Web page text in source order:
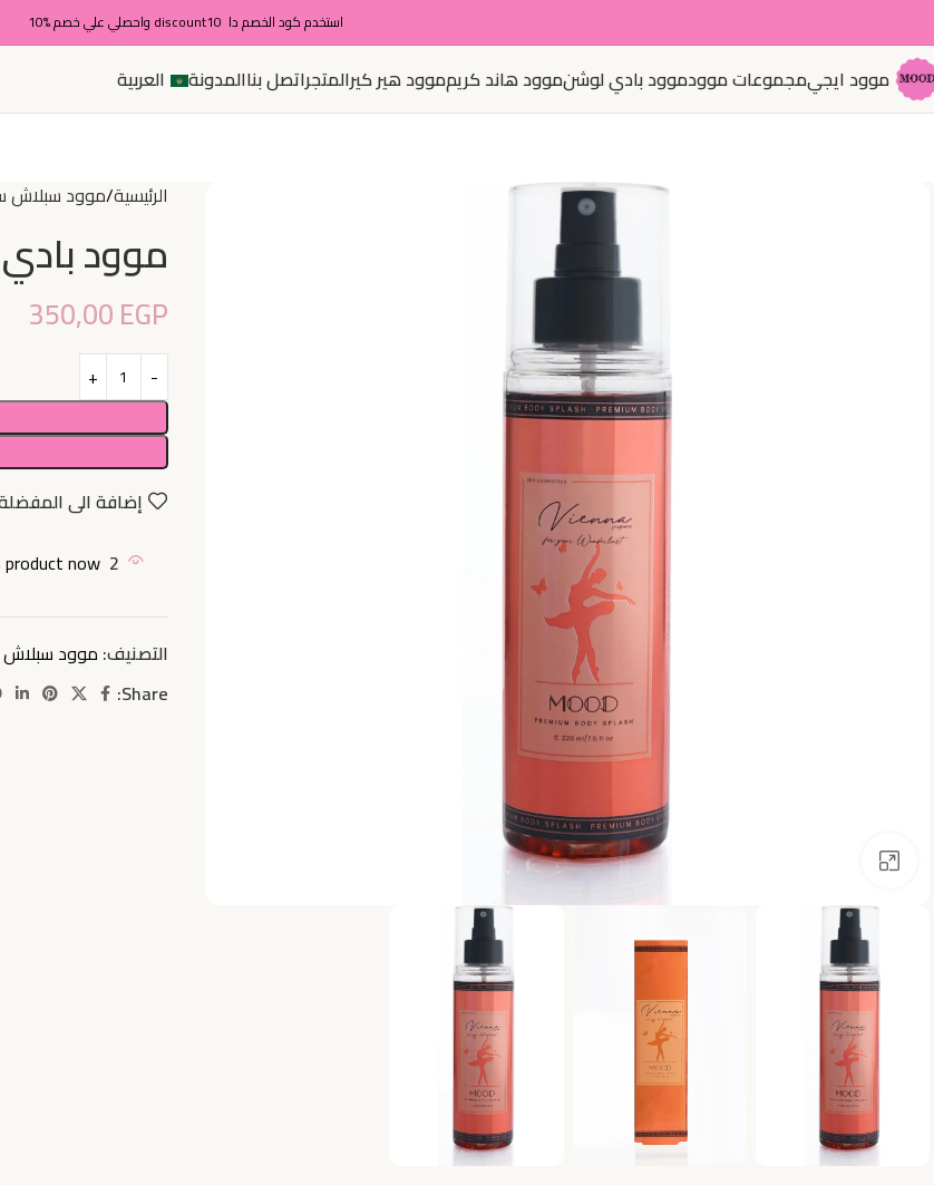
استخدم كود الخصم دا discount10 واحصلي علي خصم %10
موود ايجيمجموعات موودموود بادي لوشنموود هاند كريمموود هير كيرالمتجراتصل بناالمدونة العربية
الرئيسية موود سبلاش
موود
350,00EGP
إضافة الى
2
now!
التصنيف:موود
Share: